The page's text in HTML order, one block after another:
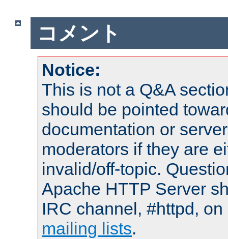
コメント
Notice:
This is not a Q&A
should be pointed
documentation or
moderators if they are
invalid/off-topic.
Apache HTTP Server
IRC channel, #httpd,
mailing lists.